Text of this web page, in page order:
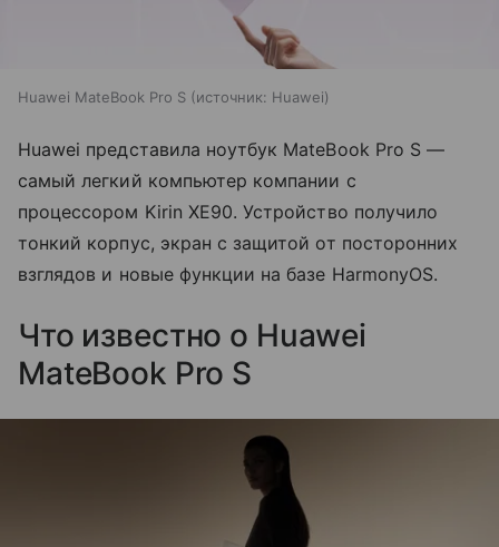
Huawei MateBook Pro S источник: Huawei
Huawei представила ноутбук MateBook Pro S —
самый легкий компьютер компании с
процессором Kirin XE90. Устройство получило
тонкий корпус, экран с защитой от посторонних
взглядов и новые функции на базе HarmonyOS.
Что известно о Huawei
MateBook Pro S